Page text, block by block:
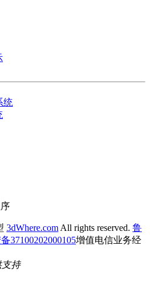
统
3dWhere.com All rights reserved. 鲁
37100202000105增值电信业务经
持